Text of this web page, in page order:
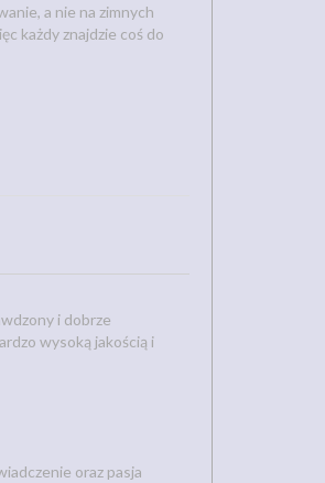
a nie na zimnych
każdy znajdzie coś do
i dobrze
wysoką jakością i
oraz pasja